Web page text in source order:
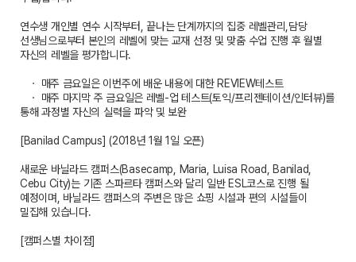
연수생 개인별 연수 시작부터, 끝나는 단계까지의 집중 레벨관리,담당
선생님으로부터 본인의 레벨에 맞는 교재 선정 및 맞춤 수업 진행 후 월별
자신의 레벨을 평가합니다.
ㆍ 매주 금요일은 이번주에 배운 내용에 대한 REVIEW테스트
ㆍ 매주 마지막 주 금요일은 레벨-업 테스트(토익/프리젠테이션/인터뷰)를
통해 과정별 자신의 실력을 파악 및 보완
[Banilad Campus] (2018년 1월 1일 오픈)
새로운 바닐라드 캠퍼스(Basecamp, Maria, Luisa Road, Banilad,
Cebu City)는 기존 스파르타 캠퍼스와 달리 일반 ESL코스로 진행 될
예정이며, 바닐라드 캠퍼스의 주변은 많은 쇼핑 시설과 편의 시설들이
밀집해 있습니다.
[캠퍼스별 차이점]